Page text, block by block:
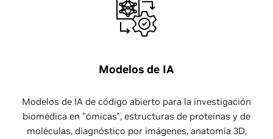
Modelos de IA
Modelos de IA de código abierto para la investigación
biomédica en "ómicas", estructuras de proteínas y de
moléculas, diagnóstico por imágenes, anatomía 3D,